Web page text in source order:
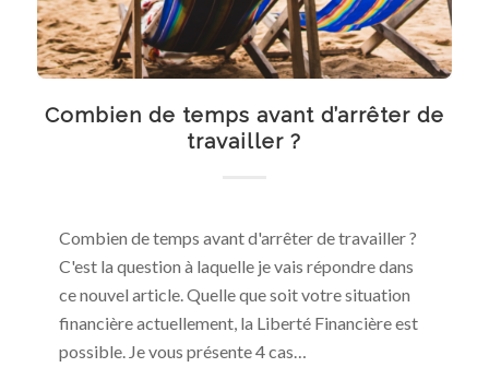
Combien de temps avant d’arrêter de
travailler ?
Combien de temps avant d'arrêter de travailler ?
C'est la question à laquelle je vais répondre dans
ce nouvel article. Quelle que soit votre situation
financière actuellement, la Liberté Financière est
possible. Je vous présente 4 cas…